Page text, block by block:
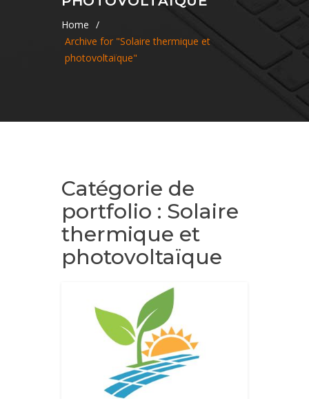
Home /
Archive for "Solaire thermique et
photovoltaïque"
Catégorie de
portfolio : Solaire
thermique et
photovoltaïque